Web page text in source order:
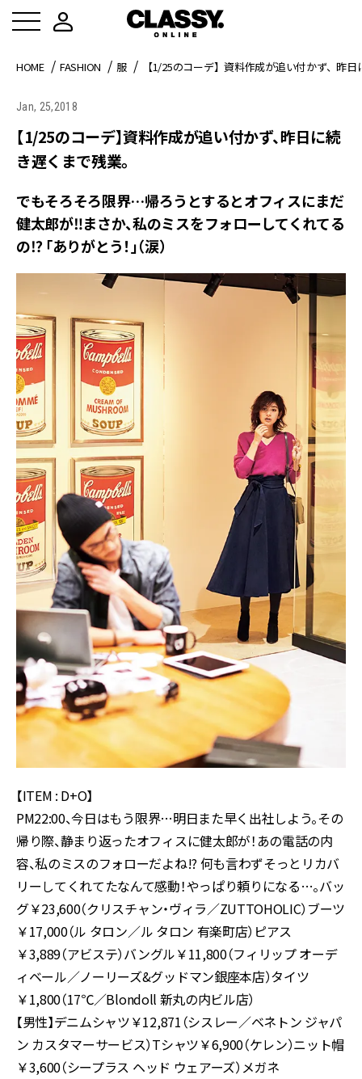
HOME FASHION 服 【1/25のコーデ】資料作成が追い付かず、昨
Jan, 25,2018
【1/25のコーデ】資料作成が追い付かず、昨日に続
き遅くまで残業。
でもそろそろ限界…帰ろうとするとオフィスにまだ
健太郎が‼まさか、私のミスをフォローしてくれてる
の⁉ 「ありがとう！」（涙）
【ITEM : D+O】
PM22:00、今日はもう限界…明日また早く出社しよう。その
帰り際、静まり返ったオフィスに健太郎が！あの電話の内
容、私のミスのフォローだよね!? 何も言わずそっとリカバ
リーしてくれてたなんて感動！やっぱり頼りになる…。バッ
グ￥23,600（クリスチャン・ヴィラ／ZUTTOHOLIC）ブーツ
￥17,000（ル タロン／ル タロン 有楽町店）ピアス
￥3,889（アビステ）バングル￥11,800（フィリップ オーデ
ィベール／ノーリーズ&グッドマン銀座本店）タイツ
￥1,800（17℃／Blondoll 新丸の内ビル店）
【男性】デニムシャツ￥12,871（シスレー／ベネトン ジャパ
ン カスタマーサービス）Tシャツ￥6,900（ケレン）ニット帽
￥3,600（シープラス ヘッド ウェアーズ）メガネ